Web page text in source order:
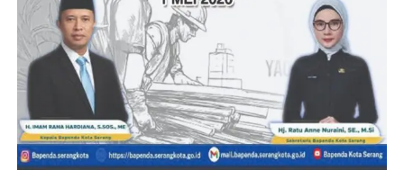
kami tidak peduli, kami diam bukan berarti kami membiarkan
kesewenangan terjadi, Ketika kami bergerak untuk Banten, tidak
akan adalagi yang dapat menghentikan kami, kecuali
kepentingan untuk membangun Banten tanpa kepentingan yang
menghancurkan masa depan Banten,”tegas Kamal.